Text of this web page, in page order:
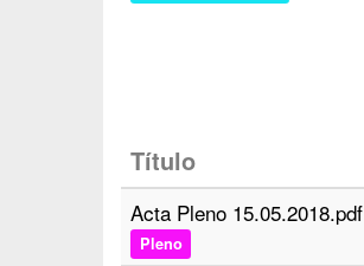
Título
Acta Pleno 15.05.2018.pdf
Pleno